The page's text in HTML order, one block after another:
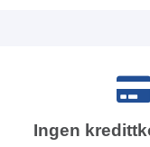
Ingen